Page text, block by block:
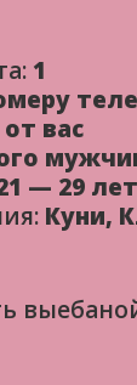
1
вас
— 29 лет
Куни,